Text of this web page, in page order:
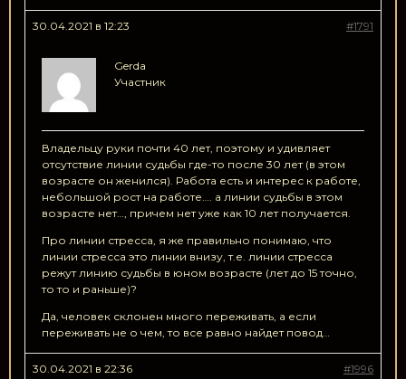
30.04.2021 в 12:23 #1791
Gerda
Участник
Владельцу руки почти 40 лет, поэтому и удивляет
отсутствие линии судьбы где-то после 30 лет (в этом
возрасте он женился). Работа есть и интерес к работе,
небольшой рост на работе…. а линии судьбы в этом
возрасте нет…, причем нет уже как 10 лет получается.
Про линии стресса, я же правильно понимаю, что
линии стресса это линии внизу, т.е. линии стресса
режут линию судьбы в юном возрасте (лет до 15 точно,
то то и раньше)?
Да, человек склонен много переживать, а если
переживать не о чем, то все равно найдет повод…
30.04.2021 в 22:36 #1996